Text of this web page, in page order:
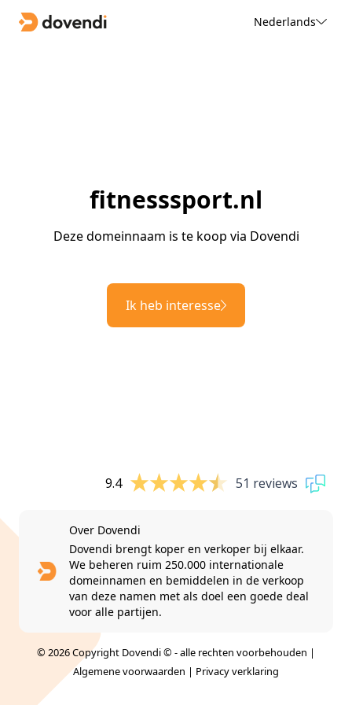
Nederlands
fitnesssport.nl
Deze domeinnaam is te koop via Dovendi
Ik heb interesse
9.4 51 reviews
Over Dovendi
Dovendi brengt koper en verkoper bij elkaar.
We beheren ruim 250.000 internationale
domeinnamen en bemiddelen in de verkoop
van deze namen met als doel een goede deal
voor alle partijen.
© 2026 Copyright Dovendi © - alle rechten voorbehouden |
Algemene voorwaarden | Privacy verklaring